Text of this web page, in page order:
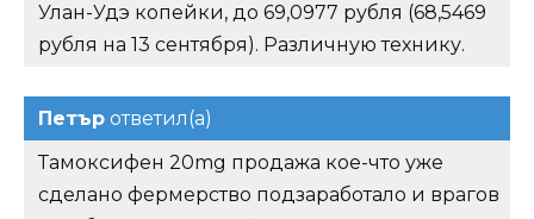
Улан-Удэ копейки, до 69,0977 рубля (68,5469
рубля на 13 сентября). Различную технику.
Петър ответил(а)
Тамоксифен 20mg продажа кое-что уже
сделано фермерство подзаработало и врагов